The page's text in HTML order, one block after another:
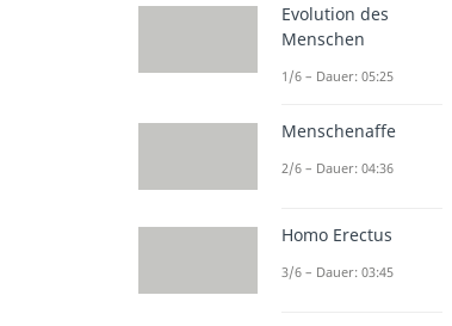
Evolution des
Menschen
1/6 – Dauer: 05:25
Menschenaffe
2/6 – Dauer: 04:36
Homo Erectus
3/6 – Dauer: 03:45